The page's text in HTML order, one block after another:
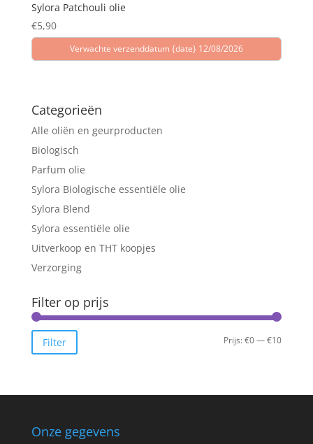
Sylora Patchouli olie
€5,90
Verwachte verzenddatum {date} 12/08/2026
Categorieën
Alle oliën en geurproducten
Biologisch
Parfum olie
Sylora Biologische essentiële olie
Sylora Blend
Sylora essentiële olie
Uitverkoop en THT koopjes
Verzorging
Filter op prijs
Min.
Max.
Filter Prijs:€0—€10
Onze gegevens